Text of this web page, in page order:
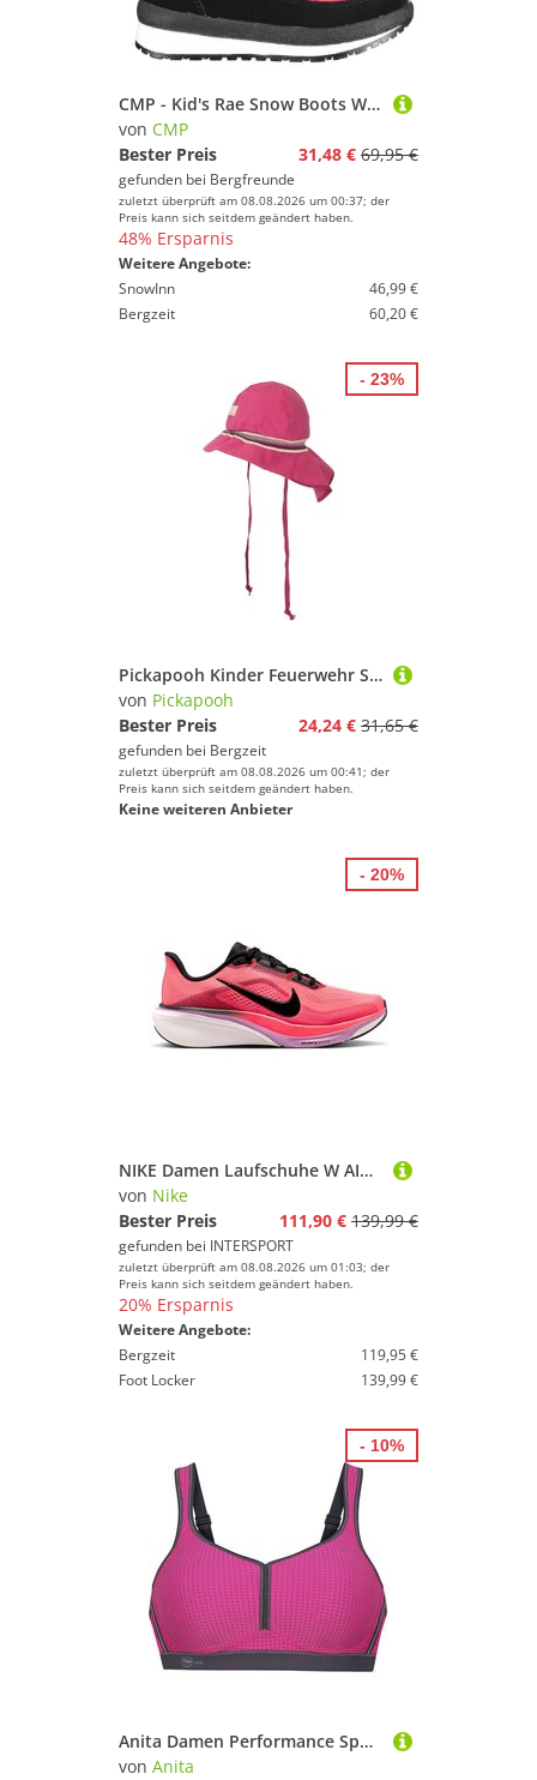
CMP - Kid's Rae Snow Boots Waterproof - Winterschuhe Gr 34 rosa
von CMP
Bester Preis
31,48 € 69,95 €
gefunden bei Bergfreunde
zuletzt überprüft am 08.08.2026 um 00:37; der
Preis kann sich seitdem geändert haben.
48% Ersparnis
Weitere Angebote:
SnowInn
46,99 €
Bergzeit
60,20 €
Pickapooh Kinder Feuerwehr Strick Hut
von Pickapooh
Bester Preis
24,24 € 31,65 €
gefunden bei Bergzeit
zuletzt überprüft am 08.08.2026 um 00:41; der
Preis kann sich seitdem geändert haben.
Keine weiteren Anbieter
- 23%
NIKE Damen Laufschuhe W AIR ZOOM PEGASUS 42
von Nike
Bester Preis
111,90 € 139,99 €
gefunden bei INTERSPORT
zuletzt überprüft am 08.08.2026 um 01:03; der
Preis kann sich seitdem geändert haben.
20% Ersparnis
Weitere Angebote:
Bergzeit
119,95 €
Foot Locker
139,99 €
- 20%
Anita Damen Performance Sport BH
von Anita
- 10%